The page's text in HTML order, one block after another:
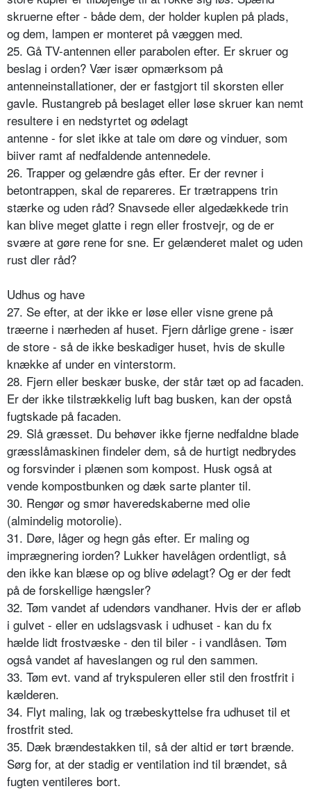
skruerne efter - både dem, der holder kuplen på plads,
og dem, lampen er monteret på væggen med.
25. Gå TV-antennen eller parabolen efter. Er skruer og
beslag i orden? Vær især opmærksom på
antenneinstallationer, der er fastgjort til skorsten eller
gavle. Rustangreb på beslaget eller løse skruer kan nemt
resultere i en nedstyrtet og ødelagt
antenne - for slet ikke at tale om døre og vinduer, som
biiver ramt af nedfaldende antennedele.
26. Trapper og gelændre gås efter. Er der revner i
betontrappen, skal de repareres. Er trætrappens trin
stærke og uden råd? Snavsede eller algedækkede trin
kan blive meget glatte i regn eller frostvejr, og de er
svære at gøre rene for sne. Er gelænderet malet og uden
rust dler råd?
Udhus og have
27. Se efter, at der ikke er løse eller visne grene på
træerne i nærheden af huset. Fjern dårlige grene - især
de store - så de ikke beskadiger huset, hvis de skulle
knække af under en vinterstorm.
28. Fjern eller beskær buske, der står tæt op ad facaden.
Er der ikke tilstrækkelig luft bag busken, kan der opstå
fugtskade på facaden.
29. Slå græsset. Du behøver ikke fjerne nedfaldne blade
græsslåmaskinen findeler dem, så de hurtigt nedbrydes
og forsvinder i plænen som kompost. Husk også at
vende kompostbunken og dæk sarte planter til.
30. Rengør og smør haveredskaberne med olie
(almindelig motorolie).
31. Døre, låger og hegn gås efter. Er maling og
imprægnering iorden? Lukker havelågen ordentligt, så
den ikke kan blæse op og blive ødelagt? Og er der fedt
på de forskellige hængsler?
32. Tøm vandet af udendørs vandhaner. Hvis der er afløb
i gulvet - eller en udslagsvask i udhuset - kan du fx
hælde lidt frostvæske - den til biler - i vandlåsen. Tøm
også vandet af haveslangen og rul den sammen.
33. Tøm evt. vand af trykspuleren eller stil den frostfrit i
kælderen.
34. Flyt maling, lak og træbeskyttelse fra udhuset til et
frostfrit sted.
35. Dæk brændestakken til, så der altid er tørt brænde.
Sørg for, at der stadig er ventilation ind til brændet, så
fugten ventileres bort.